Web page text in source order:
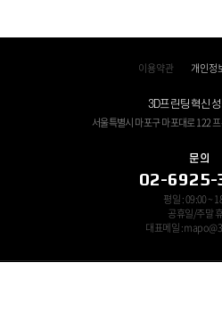
이용약관 개인정
3D프린팅혁신
서울특별시 마포구 마포대로 122
문의
02-6925-
평일 : 09:00 ~
공휴일/주말
대표메일 :